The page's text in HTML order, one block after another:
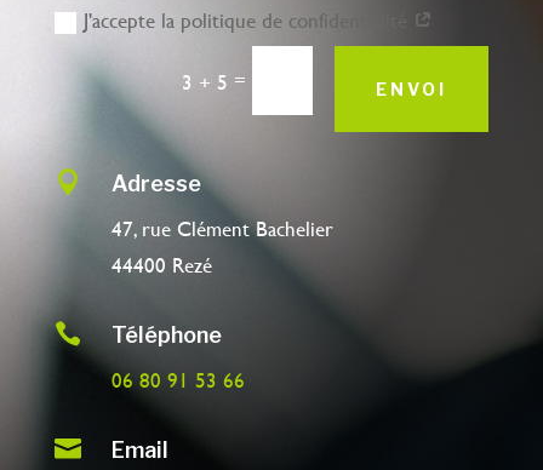
J'accepte la politique de confidentialité
3 + 5 = ENVOI
 Adresse
47, rue Clément Bachelier
44400 Rezé
 Téléphone
06 80 91 53 66
 Email